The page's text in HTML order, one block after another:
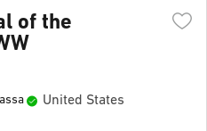
of the
United States